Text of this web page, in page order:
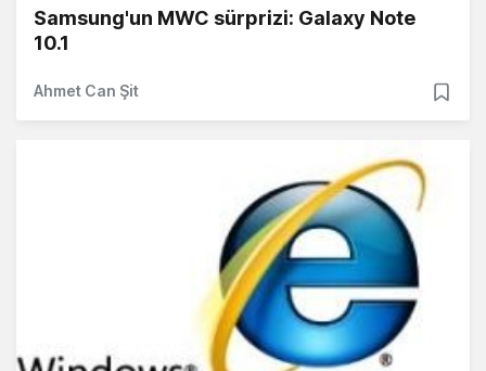
Samsung'un MWC sürprizi: Galaxy Note
10.1
Ahmet Can Şit